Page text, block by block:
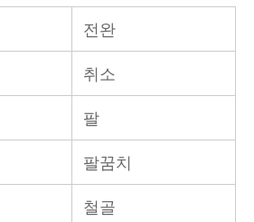
전완
취소
팔
팔꿈치
철골